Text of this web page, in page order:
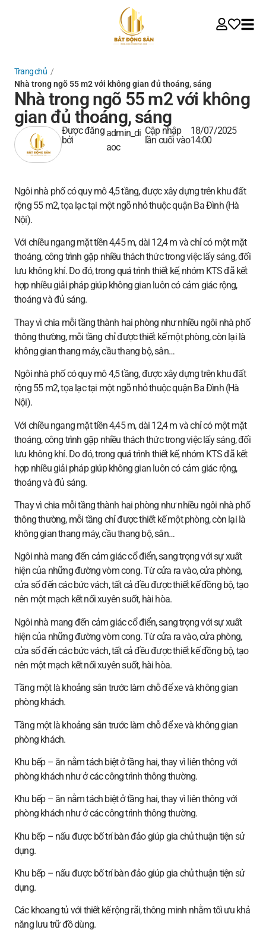
Trang chủ /
Nhà trong ngõ 55 m2 với không gian đủ thoáng, sáng
Nhà trong ngõ 55 m2 với không
gian đủ thoáng, sáng
Được đăng
bởi
admin_di
aoc
Cập nhập
lần cuối vào
18/07/2025
14:00
Ngôi nhà phố có quy mô 4,5 tầng, được xây dựng trên khu đất
rộng 55 m2, tọa lạc tại một ngõ nhỏ thuộc quận Ba Đình (Hà
Nội).
Với chiều ngang mặt tiền 4,45 m, dài 12,4 m và chỉ có một mặt
thoáng, công trình gặp nhiều thách thức trong việc lấy sáng, đối
lưu không khí. Do đó, trong quá trình thiết kế, nhóm KTS đã kết
hợp nhiều giải pháp giúp không gian luôn có cảm giác rộng,
thoáng và đủ sáng.
Thay vì chia mỗi tầng thành hai phòng như nhiều ngôi nhà phố
thông thường, mỗi tầng chỉ được thiết kế một phòng, còn lại là
không gian thang máy, cầu thang bộ, sân…
Ngôi nhà phố có quy mô 4,5 tầng, được xây dựng trên khu đất
rộng 55 m2, tọa lạc tại một ngõ nhỏ thuộc quận Ba Đình (Hà
Nội).
Với chiều ngang mặt tiền 4,45 m, dài 12,4 m và chỉ có một mặt
thoáng, công trình gặp nhiều thách thức trong việc lấy sáng, đối
lưu không khí. Do đó, trong quá trình thiết kế, nhóm KTS đã kết
hợp nhiều giải pháp giúp không gian luôn có cảm giác rộng,
thoáng và đủ sáng.
Thay vì chia mỗi tầng thành hai phòng như nhiều ngôi nhà phố
thông thường, mỗi tầng chỉ được thiết kế một phòng, còn lại là
không gian thang máy, cầu thang bộ, sân…
Ngôi nhà mang đến cảm giác cổ điển, sang trọng với sự xuất
hiện của những đường vòm cong. Từ cửa ra vào, cửa phòng,
cửa sổ đến các bức vách, tất cả đều được thiết kế đồng bộ, tạo
nên một mạch kết nối xuyên suốt, hài hòa.
Ngôi nhà mang đến cảm giác cổ điển, sang trọng với sự xuất
hiện của những đường vòm cong. Từ cửa ra vào, cửa phòng,
cửa sổ đến các bức vách, tất cả đều được thiết kế đồng bộ, tạo
nên một mạch kết nối xuyên suốt, hài hòa.
Tầng một là khoảng sân trước làm chỗ để xe và không gian
phòng khách.
Tầng một là khoảng sân trước làm chỗ để xe và không gian
phòng khách.
Khu bếp – ăn nằm tách biệt ở tầng hai, thay vì liên thông với
phòng khách như ở các công trình thông thường.
Khu bếp – ăn nằm tách biệt ở tầng hai, thay vì liên thông với
phòng khách như ở các công trình thông thường.
Khu bếp – nấu được bố trí bàn đảo giúp gia chủ thuận tiện sử
dụng.
Khu bếp – nấu được bố trí bàn đảo giúp gia chủ thuận tiện sử
dụng.
Các khoang tủ với thiết kế rộng rãi, thông minh nhằm tối ưu khả
năng lưu trữ đồ dùng.